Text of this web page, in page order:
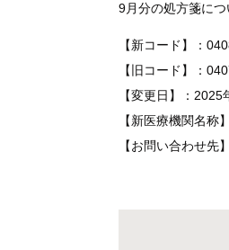
9月分の処方箋に
【新コード】：
【旧コード】：
【変更日】：2025
【新医療機関名
【お問い合わせ